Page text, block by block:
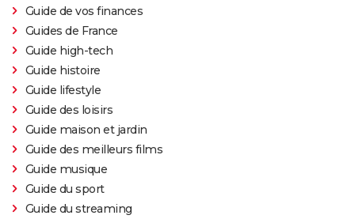
Guide de vos finances
Guides de France
Guide high-tech
Guide histoire
Guide lifestyle
Guide des loisirs
Guide maison et jardin
Guide des meilleurs films
Guide musique
Guide du sport
Guide du streaming